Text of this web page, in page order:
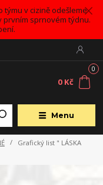
v cizině odešleme
sprnovém týdnu.
Menu
0
0 Kč
Grafický list " LÁSKA